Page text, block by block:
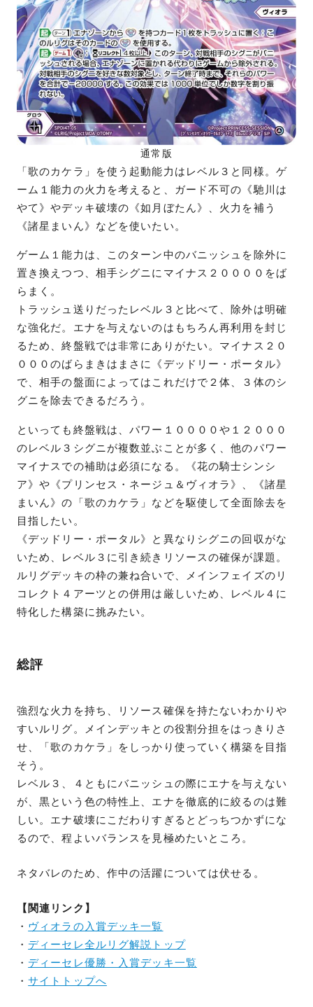
通常版
「歌のカケラ」を使う起動能力はレベル３と同様。ゲ
ーム１能力の火力を考えると、ガード不可の《馳川は
やて》やデッキ破壊の《如月ぼたん》、火力を補う
《諸星まいん》などを使いたい。
ゲーム１能力は、このターン中のバニッシュを除外に
置き換えつつ、相手シグニにマイナス２００００をば
らまく。
トラッシュ送りだったレベル３と比べて、除外は明確
な強化だ。エナを与えないのはもちろん再利用を封じ
るため、終盤戦では非常にありがたい。マイナス２０
０００のばらまきはまさに《デッドリー・ポータル》
で、相手の盤面によってはこれだけで２体、３体のシ
グニを除去できるだろう。
といっても終盤戦は、パワー１００００や１２０００
のレベル３シグニが複数並ぶことが多く、他のパワー
マイナスでの補助は必須になる。《花の騎士シンシ
ア》や《プリンセス・ネージュ＆ヴィオラ》、《諸星
まいん》の「歌のカケラ」などを駆使して全面除去を
目指したい。
《デッドリー・ポータル》と異なりシグニの回収がな
いため、レベル３に引き続きリソースの確保が課題。
ルリグデッキの枠の兼ね合いで、メインフェイズのリ
コレクト４アーツとの併用は厳しいため、レベル４に
特化した構築に挑みたい。
総評
強烈な火力を持ち、リソース確保を持たないわかりや
すいルリグ。メインデッキとの役割分担をはっきりさ
せ、「歌のカケラ」をしっかり使っていく構築を目指
そう。
レベル３、４ともにバニッシュの際にエナを与えない
が、黒という色の特性上、エナを徹底的に絞るのは難
しい。エナ破壊にこだわりすぎるとどっちつかずにな
るので、程よいバランスを見極めたいところ。
ネタバレのため、作中の活躍については伏せる。
【関連リンク】
・ ヴィオラの入賞デッキ一覧
・ ディーセレ全ルリグ解説トップ
・ ディーセレ優勝・入賞デッキ一覧
・サイトトップへ